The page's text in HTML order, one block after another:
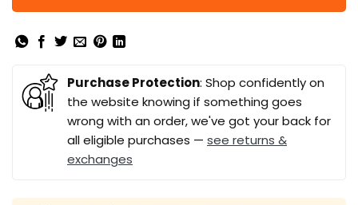
Purchase Protection: Shop confidently on
the website knowing if something goes
wrong with an order, we've got your back for
all eligible purchases — see returns &
exchanges